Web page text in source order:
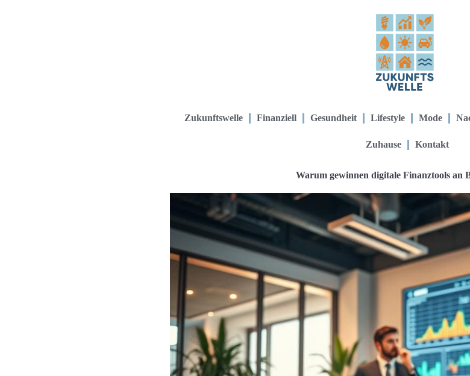
Zukunftswelle Finanziell Gesundheit Lifestyle Mode
Zuhause Kontakt
Warum gewinnen digitale Finanztools an